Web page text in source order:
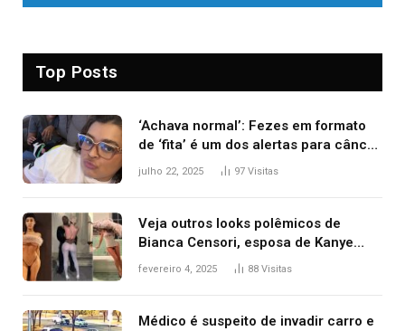
Top Posts
‘Achava normal’: Fezes em formato
de ‘fita’ é um dos alertas para câncer
colorretal; relembre fala de Preta Gil
julho 22, 2025 97 Visitas
Veja outros looks polêmicos de
Bianca Censori, esposa de Kanye
West que apareceu nua no Grammy
fevereiro 4, 2025 88 Visitas
Médico é suspeito de invadir carro e